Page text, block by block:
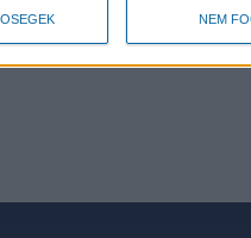
NEM
Új gépjárműtároló